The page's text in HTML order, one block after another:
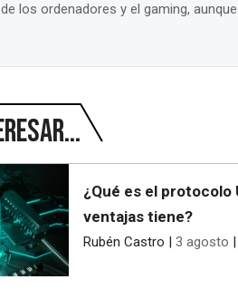
los ordenadores y el gaming,
¿Qué es el protocolo
ventajas tiene?
Rubén Castro | 3 agosto |